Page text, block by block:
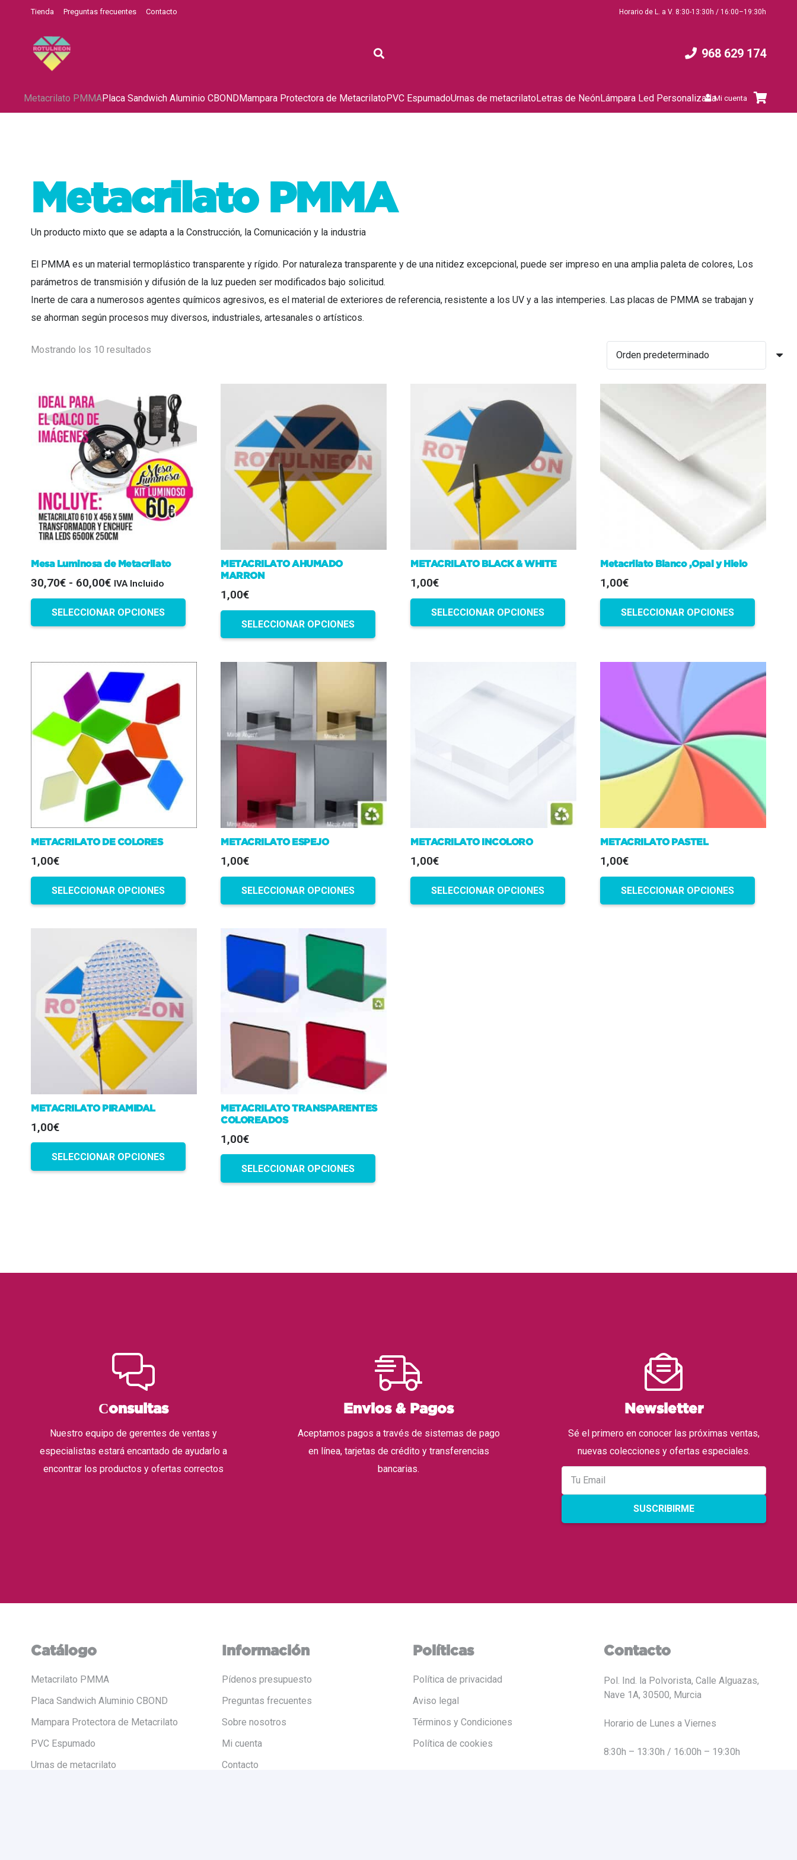
Tienda Preguntas frecuentes Contacto Horario de L. a V. 8:30-13:30h / 16:00–19:30h
968 629 174
Metacrilato PMMAPlaca Sandwich Aluminio CBONDMampara Protectora de MetacrilatoPVC EspumadoUrnas de metacrilatoLetras de NeónLámpara Led PersonalizadaMi cuenta
Metacrilato PMMA
Un producto mixto que se adapta a la Construcción, la Comunicación y la industria
El PMMA es un material termoplástico transparente y rígido. Por naturaleza transparente y de una nitidez excepcional, puede ser impreso en una amplia paleta de colores, Los
parámetros de transmisión y difusión de la luz pueden ser modificados bajo solicitud.
Inerte de cara a numerosos agentes químicos agresivos, es el material de exteriores de referencia, resistente a los UV y a las intemperies. Las placas de PMMA se trabajan y
se ahorman según procesos muy diversos, industriales, artesanales o artísticos.
Mostrando los 10 resultados
Mesa Luminosa de Metacrilato
30,70€ - 60,00€Rango
de
precios:
desde
hasta
60,00€
IVA Incluido
SELECCIONAR OPCIONES
producto
pueden
de
producto
METACRILATO AHUMADO
MARRON
1,00€
SELECCIONAR OPCIONES
METACRILATO BLACK & WHITE
1,00€
SELECCIONAR OPCIONES
Metacrilato Blanco ,Opal y Hielo
1,00€
SELECCIONAR OPCIONES
METACRILATO DE COLORES
1,00€
SELECCIONAR OPCIONES
METACRILATO ESPEJO
1,00€
SELECCIONAR OPCIONES
METACRILATO INCOLORO
1,00€
SELECCIONAR OPCIONES
METACRILATO PASTEL
1,00€
SELECCIONAR OPCIONES
METACRILATO PIRAMIDAL
1,00€
SELECCIONAR OPCIONES
METACRILATO TRANSPARENTES
COLOREADOS
1,00€
SELECCIONAR OPCIONES
Сonsultas
Nuestro equipo de gerentes de ventas y
especialistas estará encantado de ayudarlo a
encontrar los productos y ofertas correctos
Envios & Pagos
Aceptamos pagos a través de sistemas de pago
en línea, tarjetas de crédito y transferencias
bancarias.
Newsletter
Sé el primero en conocer las próximas ventas,
nuevas colecciones y ofertas especiales.
SUSCRIBIRME
Catálogo
Metacrilato PMMA
Placa Sandwich Aluminio CBOND
Mampara Protectora de Metacrilato
PVC Espumado
Urnas de metacrilato
Información
Pídenos presupuesto
Preguntas frecuentes
Sobre nosotros
Mi cuenta
Contacto
Políticas
Política de privacidad
Aviso legal
Términos y Condiciones
Política de cookies
Contacto
Pol. Ind. la Polvorista, Calle Alguazas,
Nave 1A, 30500, Murcia
Horario de Lunes a Viernes
8:30h – 13:30h / 16:00h – 19:30h